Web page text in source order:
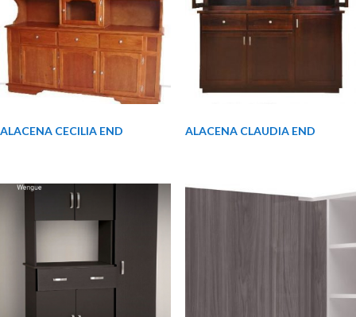
ALACENA CECILIA END ALACENA CLAUDIA END